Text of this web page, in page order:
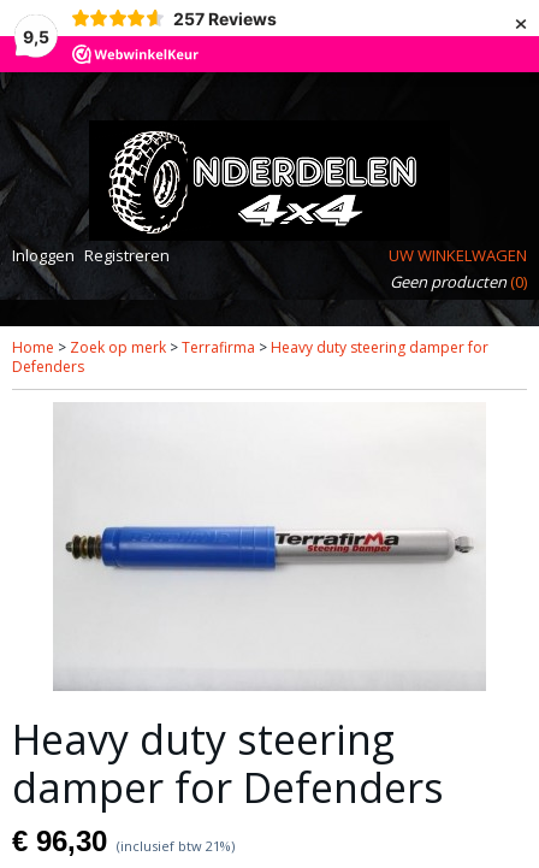
9,5
257 Reviews ×
Inloggen Registreren
UW WINKELWAGEN
Geen producten(0)
Home > Zoek op merk >Terrafirma > Heavy duty steering damper for
Defenders
Heavy duty steering
damper for Defenders
€ 96,30 (inclusief btw 21%)